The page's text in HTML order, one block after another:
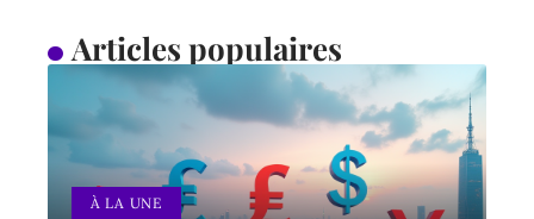
Articles populaires
À LA UNE